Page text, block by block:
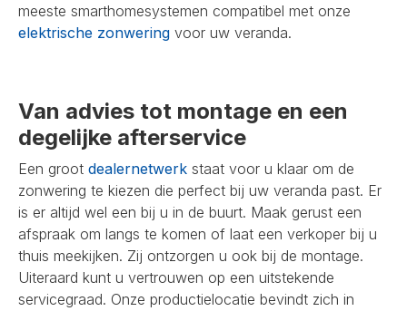
meeste smarthomesystemen compatibel met onze
elektrische zonwering voor uw veranda.
Van advies tot montage en een
degelijke afterservice
Een groot dealernetwerk staat voor u klaar om de
zonwering te kiezen die perfect bij uw veranda past. Er
is er altijd wel een bij u in de buurt. Maak gerust een
afspraak om langs te komen of laat een verkoper bij u
thuis meekijken. Zij ontzorgen u ook bij de montage.
Uiteraard kunt u vertrouwen op een uitstekende
servicegraad. Onze productielocatie bevindt zich in